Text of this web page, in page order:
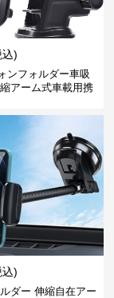
)
ンフォルダー車吸
アーム式車載用携
)
ダー 伸縮自在アー